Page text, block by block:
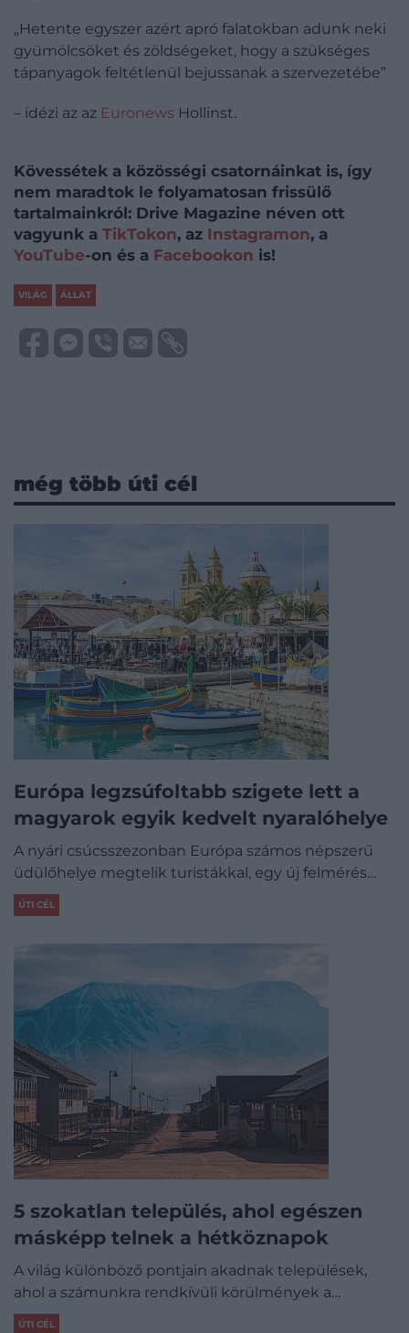
„Hetente egyszer azért apró falatokban adunk neki
gyümölcsöket és zöldségeket, hogy a szükséges
tápanyagok feltétlenül bejussanak a szervezetébe”
– idézi az az Euronews Hollinst.
Kövessétek a közösségi csatornáinkat is, így
nem maradtok le folyamatosan frissülő
tartalmainkról: Drive Magazine néven ott
vagyunk a TikTokon, az Instagramon, a
YouTube-on és a Facebookon is!
VILÁG ÁLLAT
még több úti cél
Európa legzsúfoltabb szigete lett a
magyarok egyik kedvelt nyaralóhelye
A nyári csúcsszezonban Európa számos népszerű
üdülőhelye megtelik turistákkal, egy új felmérés…
ÚTI CÉL
5 szokatlan település, ahol egészen
másképp telnek a hétköznapok
A világ különböző pontjain akadnak települések,
ahol a számunkra rendkívüli körülmények a…
ÚTI CÉL